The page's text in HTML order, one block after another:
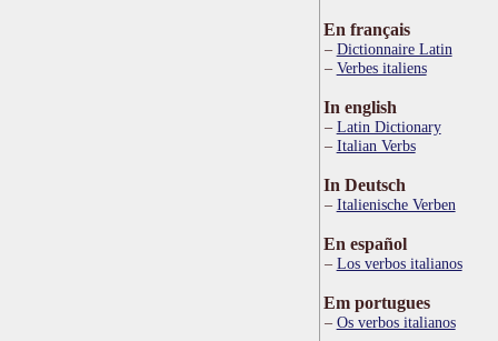
En français
Dictionnaire Latin
Verbes italiens
In english
Latin Dictionary
Italian Verbs
In Deutsch
Italienische Verben
En español
Los verbos italianos
Em portugues
Os verbos italianos